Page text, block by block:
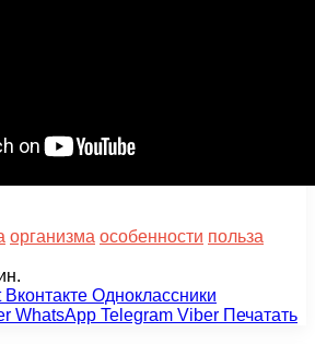
организма особенности польза
Вконтакте Одноклассники
WhatsApp Telegram Viber Печатать